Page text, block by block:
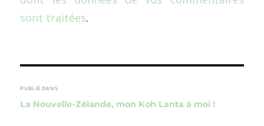
sont traitées.
de
l’article
PUBLIÉ DANS
La Nouvelle-Zélande, mon Koh Lanta à moi !